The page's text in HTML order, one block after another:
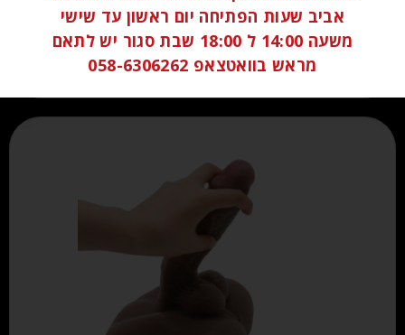
מידע נוסף
אביב שעות הפתיחה יום ראשון עד שישי
משעה 14:00 ל 18:00 שבת סגור יש לתאם
מראש בוואטצאפ 058-6306262